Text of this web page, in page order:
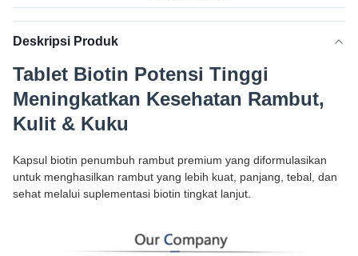
Deskripsi Produk
Tablet Biotin Potensi Tinggi
Meningkatkan Kesehatan Rambut,
Kulit & Kuku
Kapsul biotin penumbuh rambut premium yang diformulasikan
untuk menghasilkan rambut yang lebih kuat, panjang, tebal, dan
sehat melalui suplementasi biotin tingkat lanjut.